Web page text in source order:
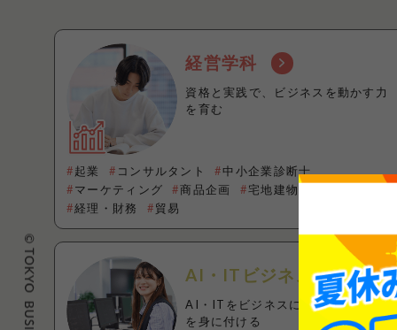
経営学科
資格と実践で、ビジネスを動かす力
を育む
起業 コンサルタント
中小企業診断士
マーケティング
商品企画 宅地建物取引士
経理・財務
貿易
AI・ITビジネス学科
AI・ITをビジネスに活用できる力
を身に付ける